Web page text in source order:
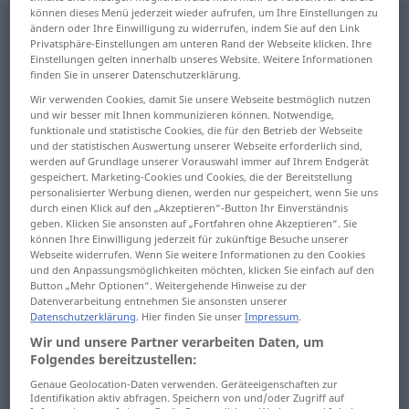
Empfindlichkeit f <Empfindlichkeit;keinpl>
Übersicht aller Übersetzungen
(Für mehr Details die Übersetzung anklicken/antippen)
sensitiveness, sensitivity
delicateness, delicacy
sensitiveness, sensitivity, susceptibility
touchiness, sensitiveness, sensitivity
irritability severity
sensitivity, speed
können dieses Menü jederzeit wieder aufrufen, um Ihre Einstellungen zu
ändern oder Ihre Einwilligung zu widerrufen, indem Sie auf den Link
Privatsphäre-Einstellungen am unteren Rand der Webseite klicken. Ihre
Einstellungen gelten innerhalb unseres Website. Weitere Informationen
finden Sie in unserer Datenschutzerklärung.
Wir verwenden Cookies, damit Sie unsere Webseite bestmöglich nutzen
und wir besser mit Ihnen kommunizieren können. Notwendige,
funktionale und statistische Cookies, die für den Betrieb der Webseite
und der statistischen Auswertung unserer Webseite erforderlich sind,
werden auf Grundlage unserer Vorauswahl immer auf Ihrem Endgerät
gespeichert. Marketing-Cookies und Cookies, die der Bereitstellung
personalisierter Werbung dienen, werden nur gespeichert, wenn Sie uns
durch einen Klick auf den „Akzeptieren“-Button Ihr Einverständnis
geben. Klicken Sie ansonsten auf „Fortfahren ohne Akzeptieren“. Sie
können Ihre Einwilligung jederzeit für zukünftige Besuche unserer
Webseite widerrufen. Wenn Sie weitere Informationen zu den Cookies
und den Anpassungsmöglichkeiten möchten, klicken Sie einfach auf den
Button „Mehr Optionen“. Weitergehende Hinweise zu der
Datenverarbeitung entnehmen Sie ansonsten unserer
Datenschutzerklärung. Hier finden Sie unserImpressum.
Wir und unsere Partner verarbeiten Daten, um
Folgendes bereitzustellen:
Genaue Geolocation-Daten verwenden. Geräteeigenschaften zur
Identifikation aktiv abfragen. Speichern von und/oder Zugriff auf